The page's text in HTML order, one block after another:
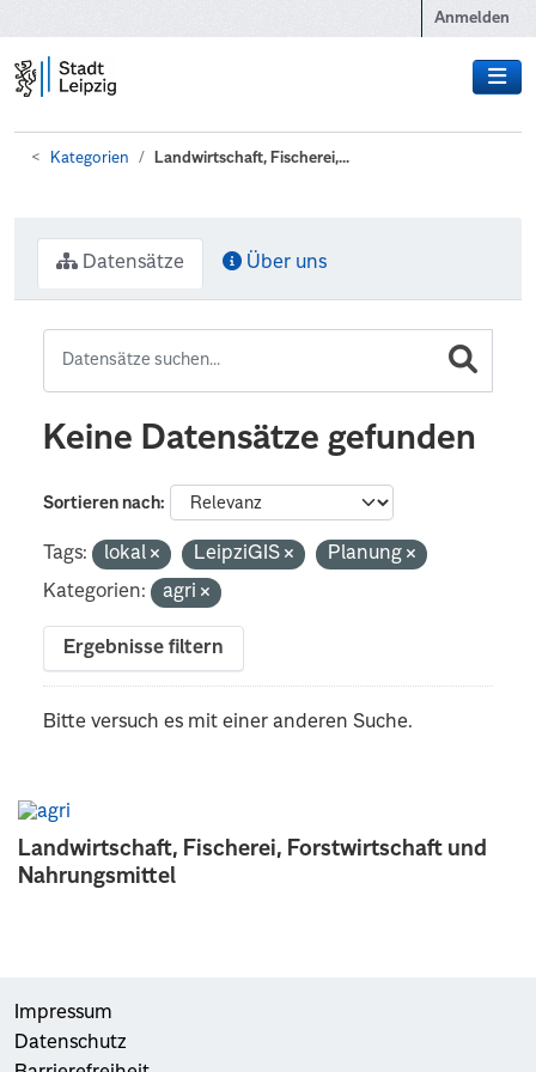
Anmelden
Kategorien Landwirtschaft, Fischerei,...
Landwirtschaft, Fischerei, Forstwirtschaft und
Nahrungsmittel
Datensätze Über uns
Keine Datensätze gefunden
Sortieren nach
Tags: lokal LeipziGIS
Planung
Kategorien:
agri
Ergebnisse filtern
Bitte versuch es mit einer anderen Suche.
Impressum
Datenschutz